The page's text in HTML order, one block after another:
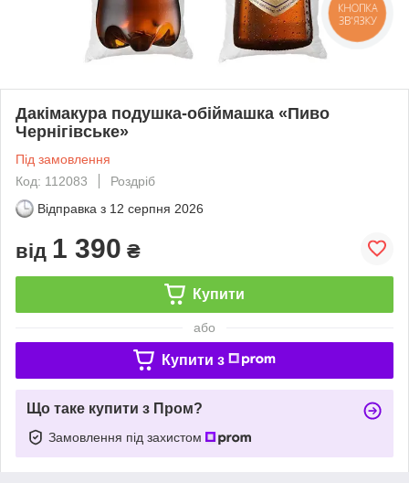
Дакімакура подушка-обіймашка «Пиво
Чернігівське»
Під замовлення
Код: 112083
Роздріб
Відправка з 12 серпня 2026
від 1 390 ₴
Купити
або
Купити з
Що таке купити з Пром?
Замовлення під захистом
КНОПКА
ЗВ'ЯЗКУ